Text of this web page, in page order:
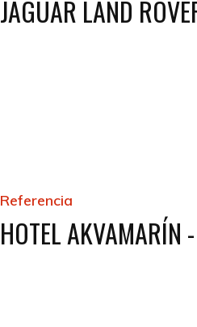
JAGUAR LAND
Referencia
HOTEL AKVAMARÍN